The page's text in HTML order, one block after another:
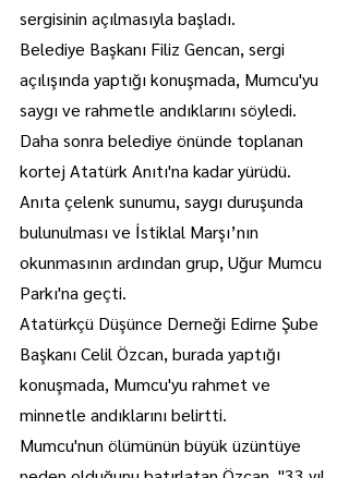
sergisinin açılmasıyla başladı.
Belediye Başkanı Filiz Gencan, sergi
açılışında yaptığı konuşmada, Mumcu'yu
saygı ve rahmetle andıklarını söyledi.
Daha sonra belediye önünde toplanan
kortej Atatürk Anıtı'na kadar yürüdü.
Anıta çelenk sunumu, saygı duruşunda
bulunulması ve İstiklal Marşı’nın
okunmasının ardından grup, Uğur Mumcu
Parkı'na geçti.
Atatürkçü Düşünce Derneği Edirne Şube
Başkanı Celil Özcan, burada yaptığı
konuşmada, Mumcu'yu rahmet ve
minnetle andıklarını belirtti.
Mumcu'nun ölümünün büyük üzüntüye